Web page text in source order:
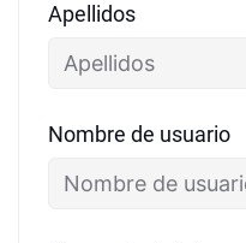
Apellidos
Nombre de usuario